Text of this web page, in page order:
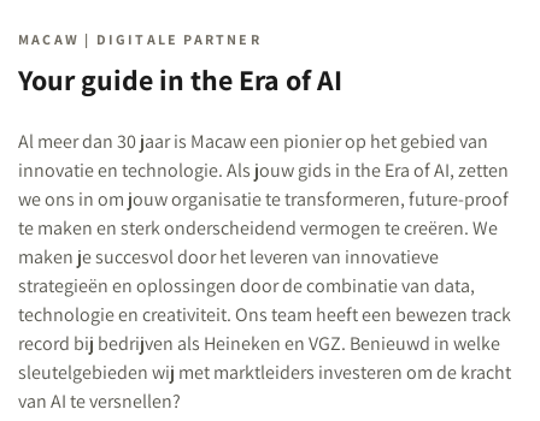
MACAW | DIGITALE PARTNER
Your guide in the Era of AI
Al meer dan 30 jaar is Macaw een pionier op het gebied van
innovatie en technologie. Als jouw gids in the Era of AI, zetten
we ons in om jouw organisatie te transformeren, future-proof
te maken en sterk onderscheidend vermogen te creëren. We
maken je succesvol door het leveren van innovatieve
strategieën en oplossingen door de combinatie van data,
technologie en creativiteit. Ons team heeft een bewezen track
record bij bedrijven als Heineken en VGZ. Benieuwd in welke
sleutelgebieden wij met marktleiders investeren om de kracht
van AI te versnellen?